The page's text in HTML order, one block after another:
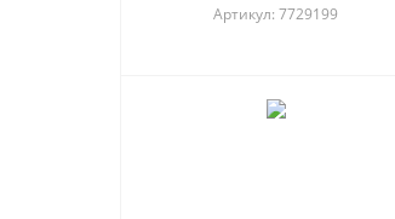
Артикул: 7729199